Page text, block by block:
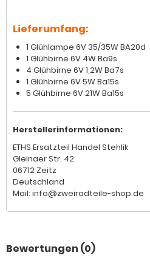
Lieferumfang:
1 Glühlampe 6V 35/35W BA20d
1 Glühbirne 6V 4W Ba9s
4 Glühbirne 6V 1,2W Ba7s
1 Glühbirne 6V 5W Ba15s
5 Glühbirne 6V 21W Ba15s
Herstellerinformationen:
ETHS Ersatzteil Handel Stehlik
Gleinaer Str. 42
06712 Zeitz
Deutschland
Mail: info@zweiradteile-shop.de
Bewertungen (0)